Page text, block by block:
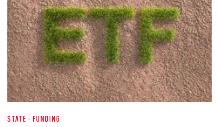
STATE - FUNDING